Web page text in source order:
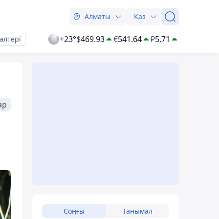
Алматы Қаз
+23°$469.93 €541.64 ₽5.71
Соңғы Танымал